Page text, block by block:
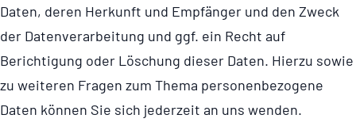
Daten, deren Herkunft und Empfänger und den Zweck
der Daten­ver­ar­bei­tung und ggf. ein Recht auf
Berichtigung oder Löschung dieser Daten. Hierzu sowie
zu weiteren Fragen zum Thema perso­nen­be­zo­gene
Daten können Sie sich jederzeit an uns wenden.